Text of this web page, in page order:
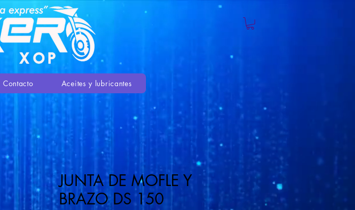
Contacto Aceites y lubricantes
JUNTA DE MOFLE Y
BRAZO DS 150